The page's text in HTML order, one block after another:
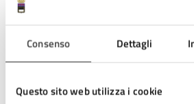
Consenso Dettagli
Questo sito web utilizza i cookie
Costi